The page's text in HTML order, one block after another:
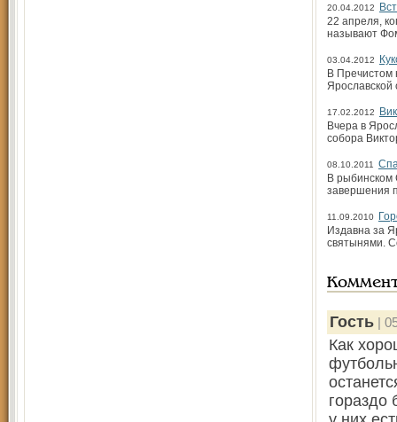
20.04.2012
22 апреля,
называют
03.04.2012
В Пречистом
Ярославской
17.02.2012
Вчера в
собора
08.10.2011
В рыбинском
завершения
11.09.2010
Издавна за
святынями.
Гость |
Как
гораздо